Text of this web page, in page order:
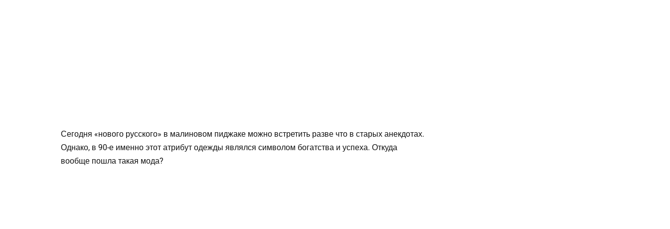
Сегодня «нового русского» в малиновом пиджаке можно встретить разве что в старых анекдотах.
Однако, в 90-е именно этот атрибут одежды являлся символом богатства и успеха. Откуда
вообще пошла такая мода?